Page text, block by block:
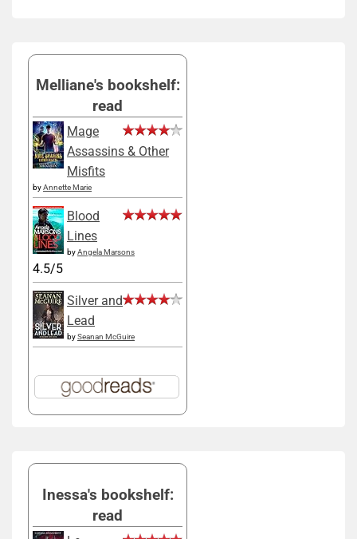
Melliane's bookshelf:
read
Mage
Assassins & Other
Misfits
byAnnette Marie
Blood
Lines
byAngela Marsons
4.5/5
Silver and
Lead
bySeanan McGuire
Inessa's bookshelf:
read